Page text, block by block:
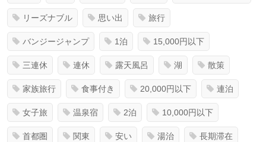
リーズナブル 思い出 旅行
バンジージャンプ 1泊 15,000円以下
三連休 連休 露天風呂 湖 散策
家族旅行 食事付き 20,000円以下 連泊
女子旅 温泉宿 2泊 10,000円以下
首都圏 関東 安い 湯治 長期滞在